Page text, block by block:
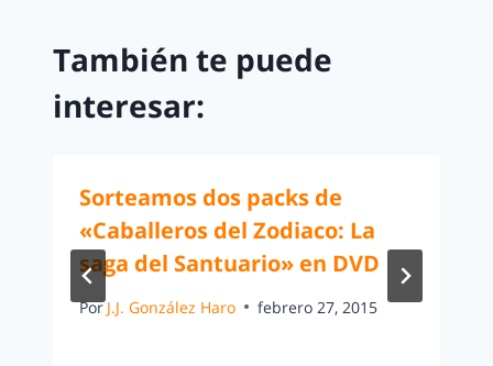
También te puede
interesar:
Sorteamos dos packs de
«Caballeros del Zodiaco: La
saga del Santuario» en DVD
Por J.J. González Haro febrero 27, 2015